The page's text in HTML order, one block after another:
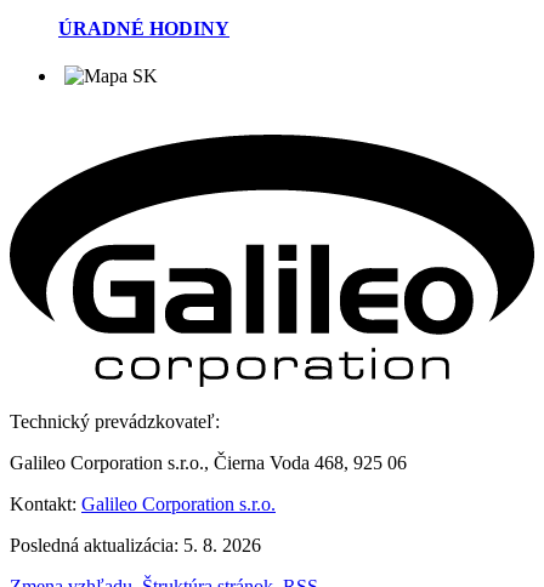
ÚRADNÉ HODINY
Technický prevádzkovateľ:
Galileo Corporation s.r.o., Čierna Voda 468, 925 06
Kontakt: Galileo Corporation s.r.o.
Posledná aktualizácia: 5. 8. 2026